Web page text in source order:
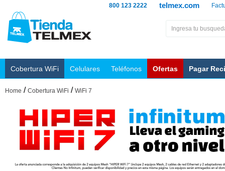
telmex.com
800 123 2222
Cobertura WiFi Celulares Teléfonos Ofertas Pagar
Home / Cobertura WiFi / WiFi 7